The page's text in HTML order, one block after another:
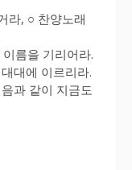
라, ○ 찬양노래
름을 기리어라.
대에 이르리라.
과 같이 지금도